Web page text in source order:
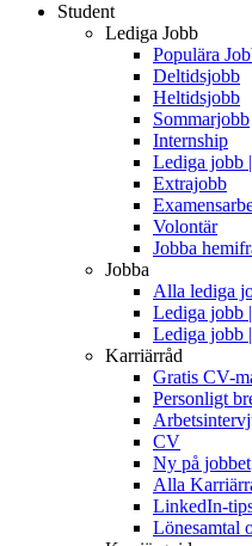
Student
Lediga Jobb
Populära
Deltidsjobb
Heltidsjobb
Sommarjobb
Internship
Lediga jobb
Extrajobb
Volontär
Jobba
Jobba
Alla lediga
Lediga jobb
Lediga jobb
Karriärråd
Gratis CV-
Personligt
CV
Ny på jobbet
Alla
LinkedIn-
Lönesamtal